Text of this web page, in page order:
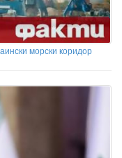
морски коридор